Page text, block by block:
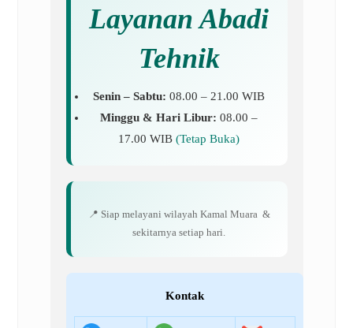
Layanan Abadi
Tehnik
Senin – Sabtu: 08.00 – 21.00 WIB
Minggu & Hari Libur: 08.00 –
17.00 WIB (Tetap Buka)
📍 Siap melayani wilayah Kamal Muara &
sekitarnya setiap hari.
Kontak